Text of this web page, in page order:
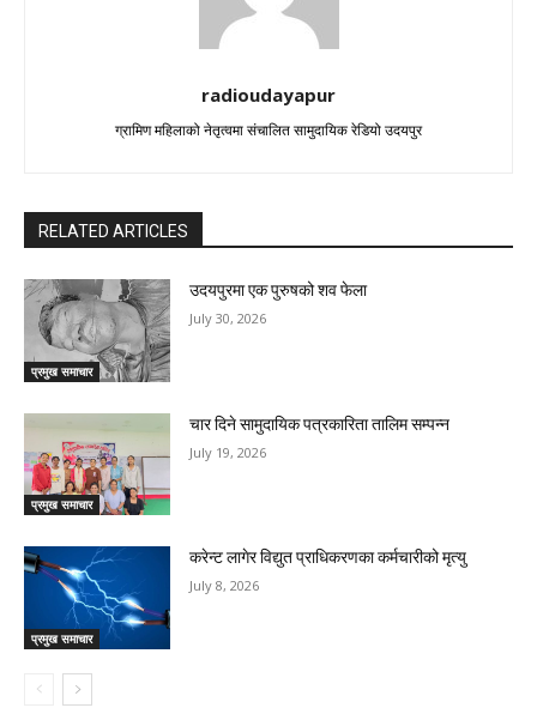
radioudayapur
ग्रामिण महिलाको नेतृत्वमा संचालित सामुदायिक रेडियो उदयपुर
RELATED ARTICLES
प्रमुख समाचार
उदयपुरमा एक पुरुषको शव फेला
July 30, 2026
प्रमुख समाचार
चार दिने सामुदायिक पत्रकारिता तालिम सम्पन्न
July 19, 2026
प्रमुख समाचार
करेन्ट लागेर विद्युत प्राधिकरणका कर्मचारीको मृत्यु
July 8, 2026